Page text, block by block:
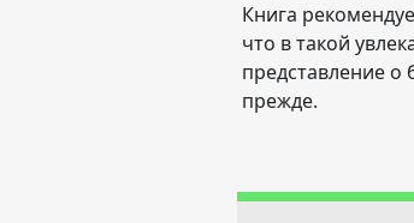
Книга
что в такой
представление о
прежде.